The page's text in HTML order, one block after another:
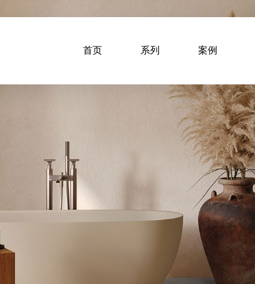
首页 系列 案例